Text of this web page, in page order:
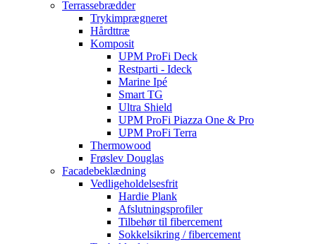
Terrassebrædder
Trykimprægneret
Hårdttræ
Komposit
UPM ProFi Deck
Restparti - Ideck
Marine Ipé
Smart TG
Ultra Shield
UPM ProFi Piazza One & Pro
UPM ProFi Terra
Thermowood
Frøslev Douglas
Facadebeklædning
Vedligeholdelsesfrit
Hardie Plank
Afslutningsprofiler
Tilbehør til fibercement
Sokkelsikring / fibercement